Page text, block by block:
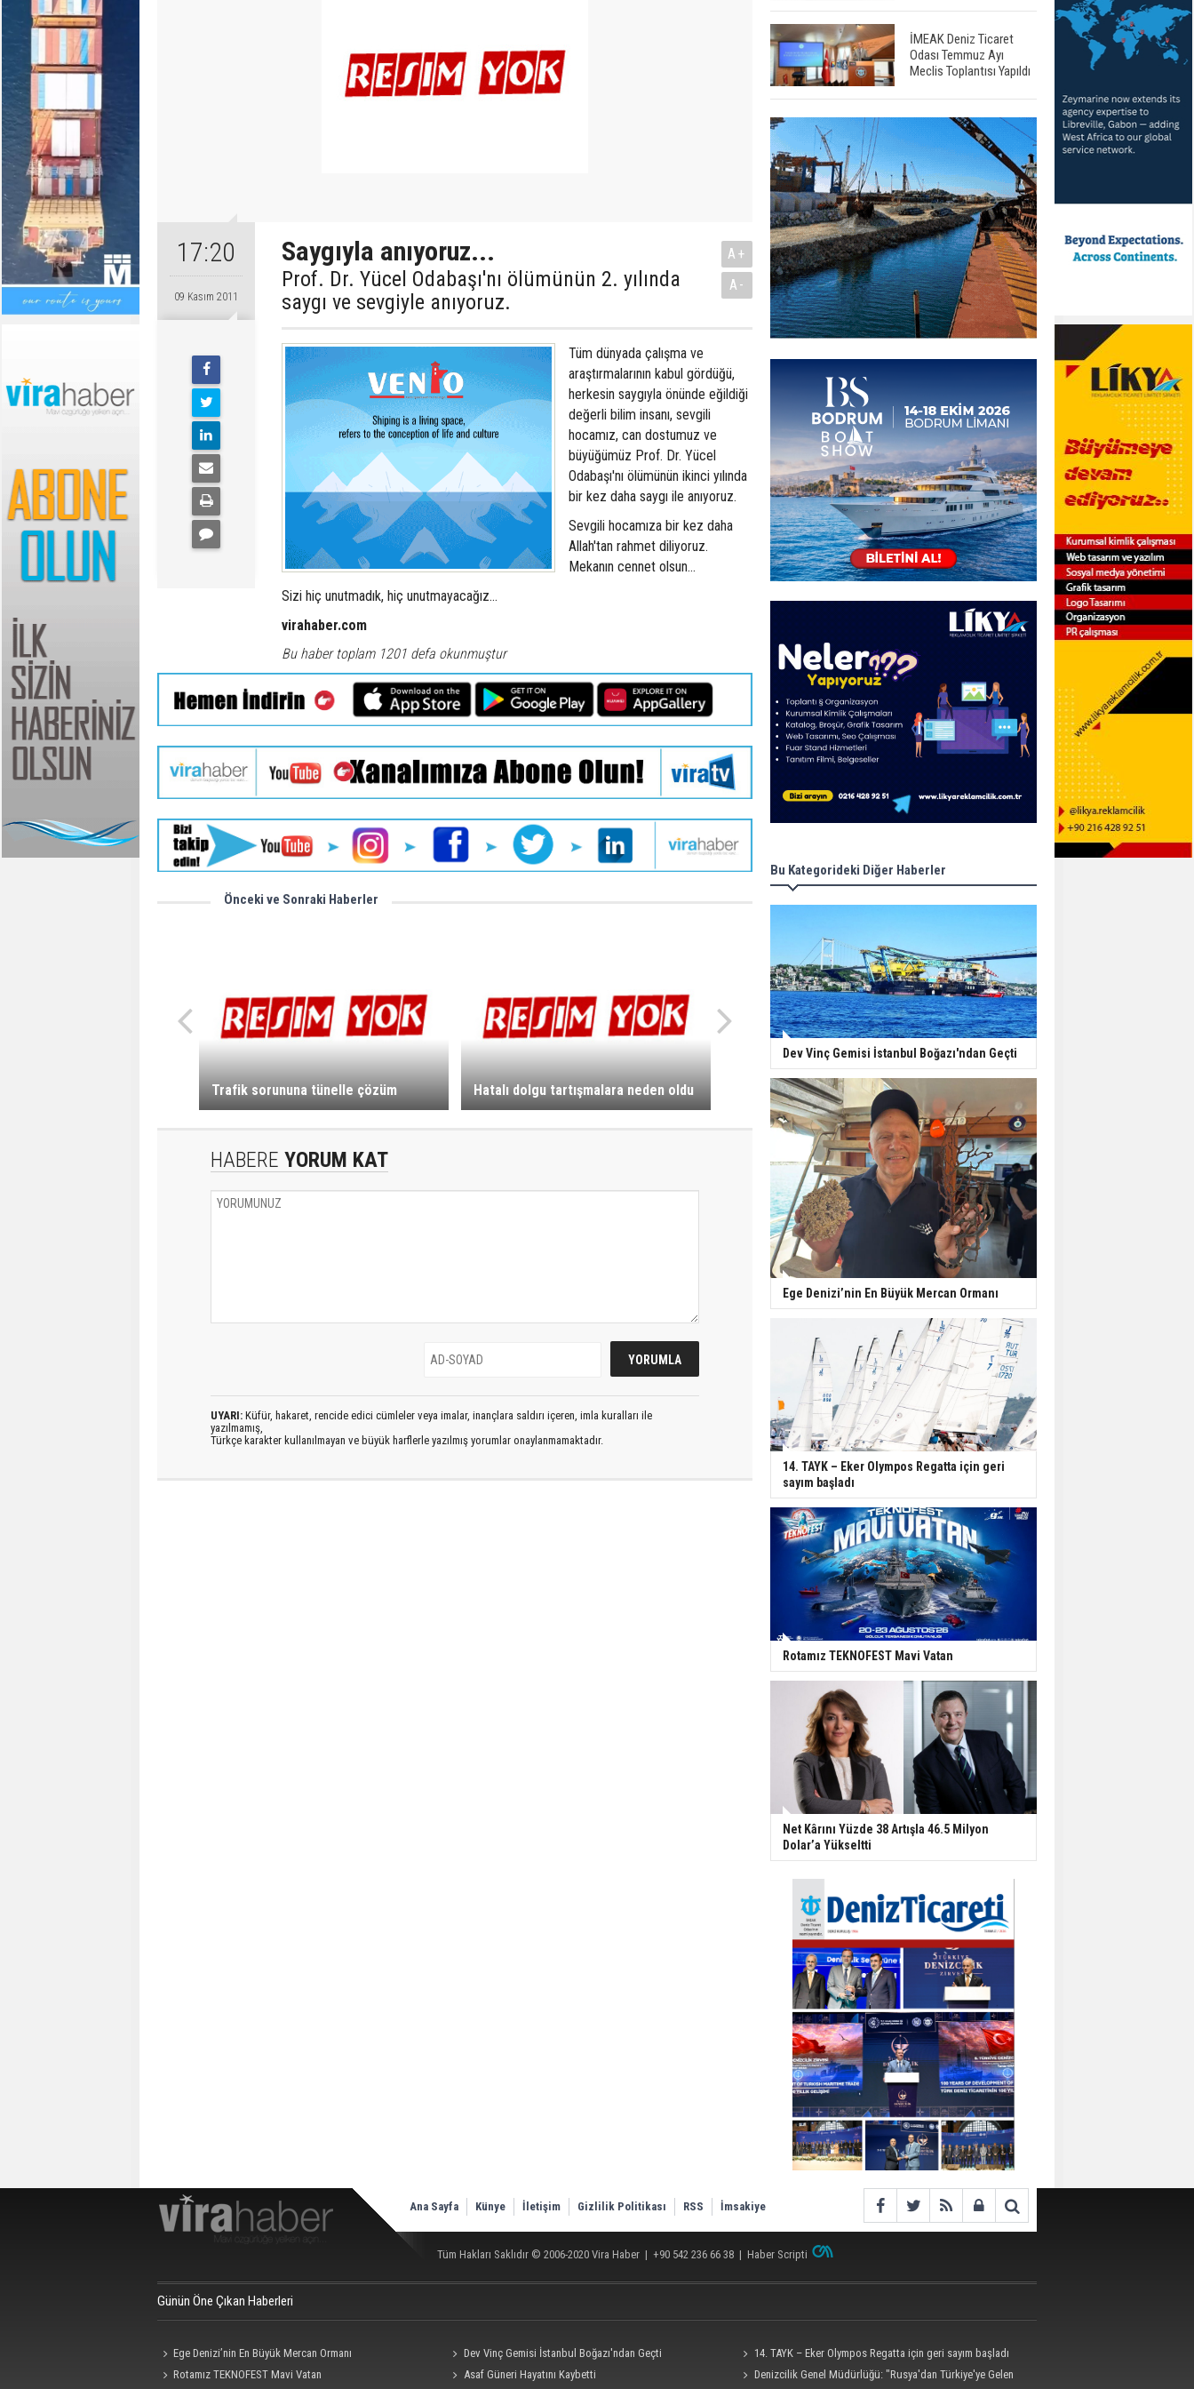
17:20
09 Kasım 2011
Saygıyla anıyoruz...
Prof. Dr. Yücel Odabaşı'nı ölümünün 2. yılında
saygı ve sevgiyle anıyoruz.
A+
A-
Tüm dünyada çalışma ve
araştırmalarının kabul gördüğü,
herkesin saygıyla önünde eğildiği
değerli bilim insanı, sevgili
hocamız, can dostumuz ve
büyüğümüz Prof. Dr. Yücel
Odabaşı'nı ölümünün ikinci yılında
bir kez daha saygı ile anıyoruz.
Sevgili hocamıza bir kez daha
Allah'tan rahmet diliyoruz.
Mekanın cennet olsun...
Sizi hiç unutmadık, hiç unutmayacağız...
virahaber.com
Bu haber toplam 1201 defa okunmuştur
Önceki ve Sonraki Haberler
Trafik sorununa tünelle çözüm Hatalı dolgu tartışmalara neden oldu
HABERE YORUM KAT
UYARI: Küfür, hakaret, rencide edici cümleler veya imalar, inançlara saldırı içeren, imla kuralları ile
yazılmamış,
Türkçe karakter kullanılmayan ve büyük harflerle yazılmış yorumlar onaylanmamaktadır.
İMEAK Deniz Ticaret
Odası Temmuz Ayı
Meclis Toplantısı Yapıldı
Bu Kategorideki Diğer Haberler
Dev Vinç Gemisi İstanbul Boğazı'ndan Geçti
Ege Denizi’nin En Büyük Mercan Ormanı
14. TAYK – Eker Olympos Regatta için geri
sayım başladı
Rotamız TEKNOFEST Mavi Vatan
Net Kârını Yüzde 38 Artışla 46.5 Milyon
Dolar’a Yükseltti
Ana Sayfa Künye İletişim Gizlilik Politikası RSS İmsakiye
Tüm Hakları Saklıdır © 2006-2020 Vira Haber | +90 542 236 66 38 | Haber Scripti
Günün Öne Çıkan Haberleri
Ege Denizi’nin En Büyük Mercan Ormanı Dev Vinç Gemisi İstanbul Boğazı'ndan Geçti
14. TAYK – Eker Olympos Regatta için geri sayım başladı
Rotamız TEKNOFEST Mavi Vatan
Asaf Güneri Hayatını Kaybetti Denizcilik Genel Müdürlüğü: "Rusya'dan Türkiye'ye Gelen